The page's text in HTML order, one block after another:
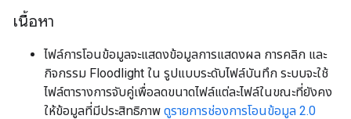
เนื้อหา
ไฟล์การโอนข้อมูลจะแสดงข้อมูลการแสดงผล การคลิก และ
กิจกรรม Floodlight ใน รูปแบบระดับไฟล์บันทึก ระบบจะใช้
ไฟล์ตารางการจับคู่เพื่อลดขนาดไฟล์แต่ละไฟล์ในขณะที่ยังคง
ให้ข้อมูลที่มีประสิทธิภาพ ดูรายการช่องการโอนข้อมูล 2.0